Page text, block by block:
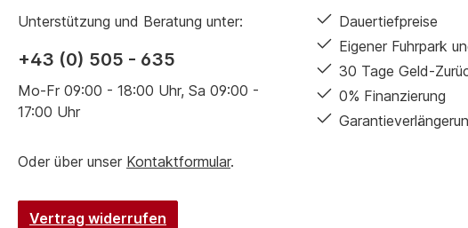
Unterstützung und Beratung unter:
+43 (0) 505 - 635
Mo-Fr 09:00 - 18:00 Uhr, Sa 09:00 -
17:00 Uhr
Oder über unser Kontaktformular.
Vertrag widerrufen
Dauertiefpreise
Eigener Fuhrpark
30 Tage Geld-
0% Finanzierung